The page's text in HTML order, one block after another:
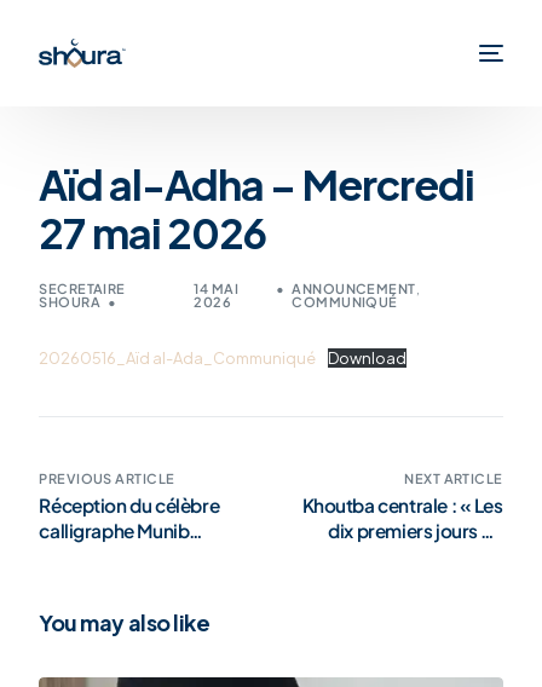
Aïd al-Adha – Mercredi
27 mai 2026
SECRETAIRE
SHOURA
14 MAI
2026
ANNOUNCEMENT
COMMUNIQUÉ
20260516_Aïd al-Ada_Communiqué Download
PREVIOUS ARTICLE
Réception du célèbre
calligraphe Munib
NEXT ARTICLE
Khoutba centrale : « Les
dix premiers jours de
You may also like